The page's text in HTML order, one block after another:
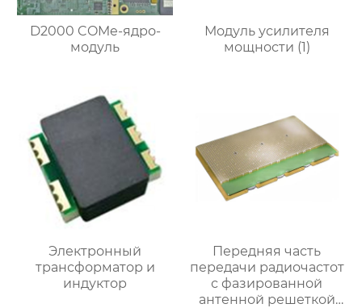
D2000 COMe-ядро-
модуль
Модуль усилителя
мощности (1)
Электронный
трансформатор и
индуктор
Передняя часть
передачи радиочастот
с фазированной
антенной решеткой